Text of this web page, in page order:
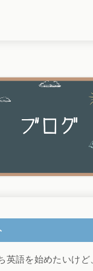
英語を始めたいけど